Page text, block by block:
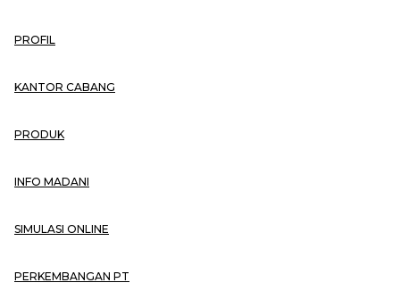
PROFIL
KANTOR CABANG
PRODUK
INFO MADANI
SIMULASI ONLINE
PERKEMBANGAN PT